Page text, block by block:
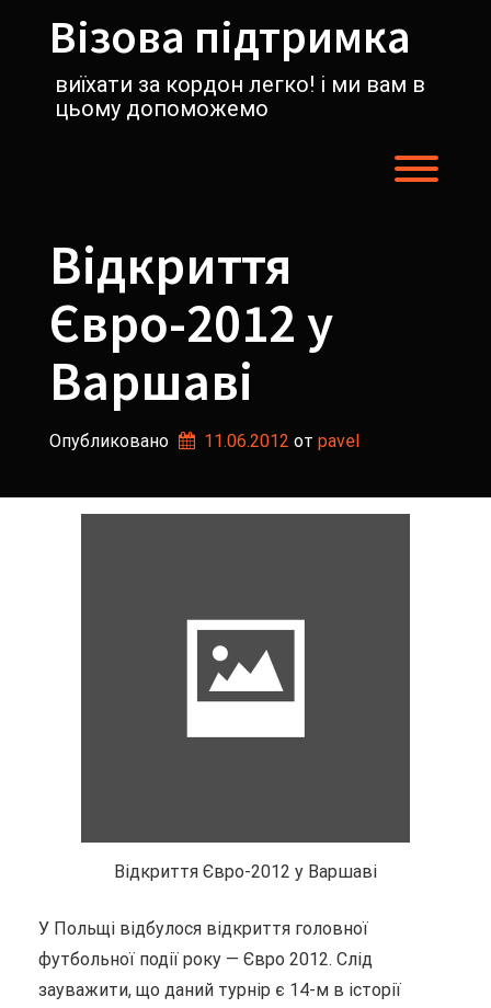
содержимомуВізова підтримка
виїхати за кордон легко! і ми вам в
цьому допоможемо
Відкриття
Євро-2012 у
Варшаві
Опубликовано 11.06.2012 от pavel
Відкриття Євро-2012 у Варшаві
У Польщі відбулося відкриття головної
футбольної події року — Євро 2012. Слід
зауважити, що даний турнір є 14-м в історії